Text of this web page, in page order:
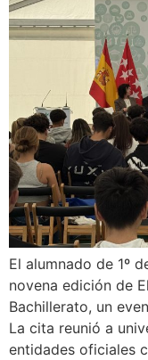
El alumnado de 1º
novena edición de
Bachillerato, un
La cita reunió a
entidades oficiales